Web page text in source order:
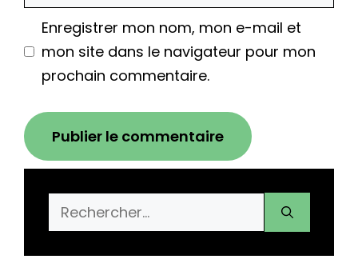
Enregistrer mon nom, mon e-mail et
mon site dans le navigateur pour mon
prochain commentaire.
Rechercher :